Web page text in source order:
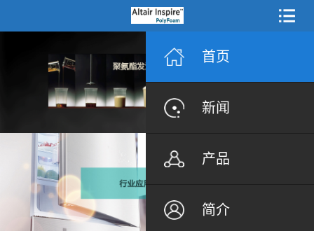
首页
新闻
产品
简介